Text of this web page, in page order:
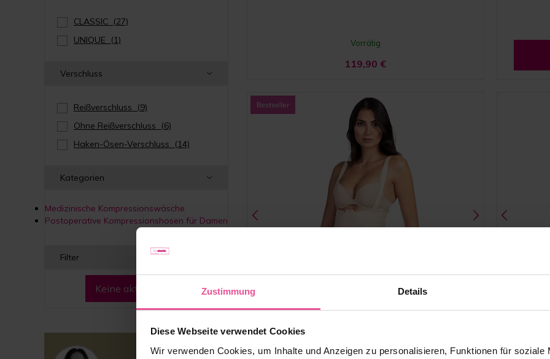
Zustimmung Details
Diese Webseite verwendet Cookies
Wir verwenden Cookies, um Inhalte und Anzeigen zu personalisieren, Funktionen für soziale
CLASSIC (27)
UNIQUE
(1)
Verschluss
Reißverschluss
(9)
Ohne Reißverschluss
(6)
Haken-Ösen-Verschluss
(14)
Kategorien
Medizinische Kompressionswäsche
Postoperative Kompressionshosen für Damen
Filter
Keine aktiven Filter
Vorrätig
119,90 €
Beige Schwarz Beige